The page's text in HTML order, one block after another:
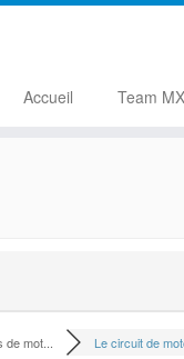
Accueil Team
mot... Le circuit de